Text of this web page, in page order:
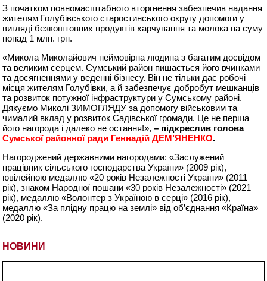
НОВИНИ
З початком повномасштабного вторгнення забезпечив надання
жителям Голубівського старостинського округу допомоги у
вигляді безкоштовних продуктів харчування та молока на суму
понад 1 млн. грн.
«Микола Миколайович неймовірна людина з багатим досвідом
та великим серцем. Сумський район пишається його вчинками
та досягненнями у веденні бізнесу. Він не тільки дає робочі
місця жителям Голубівки, а й забезпечує добробут мешканців
та розвиток потужної інфраструктури у Сумському районі.
Дякуємо Миколі ЗИМОГЛЯДУ за допомогу військовим та
чималий вклад у розвиток Садівської громади. Це не перша
його нагорода і далеко не остання!»,– підкреслив голова
Сумської районної ради Геннадій ДЕМ’ЯНЕНКО.
Нагороджений державними нагородами: «Заслужений
працівник сільського господарства України» (2009 рік),
ювілейною медаллю «20 років Незалежності України» (2011
рік), знаком Народної пошани «30 років Незалежності» (2021
рік), медаллю «Волонтер з Україною в серці» (2016 рік),
медаллю «За плідну працю на землі» від об’єднання «Країна»
(2020 рік).